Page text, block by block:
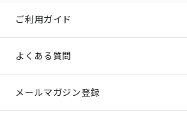
ご利用ガイド
よくある質問
メールマガジン登録